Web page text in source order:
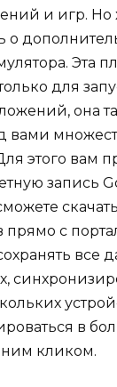
и игр. Но
о
Эта
для
она
вами
этого вам
запись
прямо с
все
в
кликом.